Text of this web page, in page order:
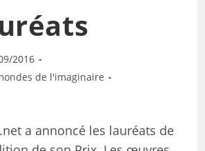
2016
de l'imaginaire
a annoncé les lauréats de